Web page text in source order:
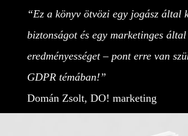
“Ez a könyv ötvözi egy jogász által
biztonságot és egy marketinges
eredményességet – pont erre van
GDPR témában!”
Domán Zsolt, DO! marketing